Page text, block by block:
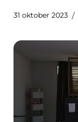
31 oktober 2023